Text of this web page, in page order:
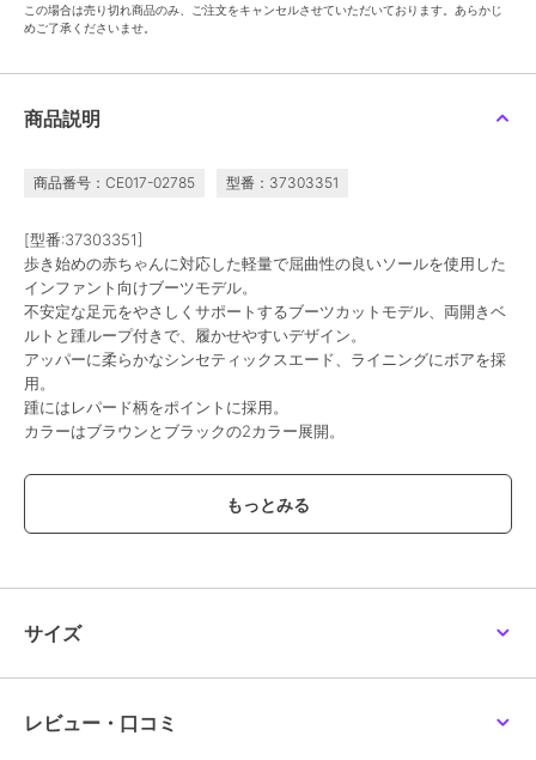
この場合は売り切れ商品のみ、ご注文をキャンセルさせていただいております。あらかじ
めご了承くださいませ。
商品説明
商品番号：CE017-02785 型番：37303351
[型番:37303351]
歩き始めの赤ちゃんに対応した軽量で屈曲性の良いソールを使用した
インファント向けブーツモデル。
不安定な足元をやさしくサポートするブーツカットモデル、両開きベ
ルトと踵ループ付きで、履かせやすいデザイン。
アッパーに柔らかなシンセティックスエード、ライニングにボアを採
用。
踵にはレパード柄をポイントに採用。
カラーはブラウンとブラックの2カラー展開。
ショップ コンバース ／イーエス
商品カテゴリ
性別タイプ
ボーイズ
サイズ
レビュー・口コミ